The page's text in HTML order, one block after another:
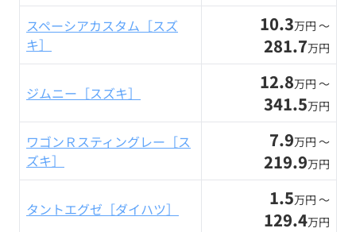
スペーシアカスタム［スズ
キ］
10.3万円 〜
281.7万円
ジムニー［スズキ］ 12.8万円 〜
341.5万円
ワゴンＲスティングレー［ス
ズキ］
7.9万円 〜
219.9万円
タントエグゼ［ダイハツ］ 1.5万円 〜
129.4万円